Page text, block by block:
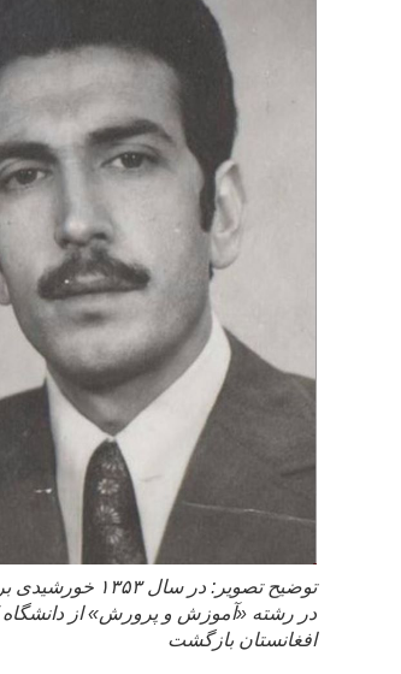
توضیح تصویر:
در سال ۱۳۵۳
در رشته «آموزش و پرورش» از دانشگاه
افغانستان بازگشت